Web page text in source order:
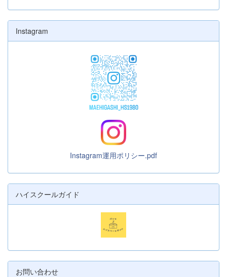
Instagram
Instagram運用ポリシー.pdf
ハイスクールガイド
お問い合わせ